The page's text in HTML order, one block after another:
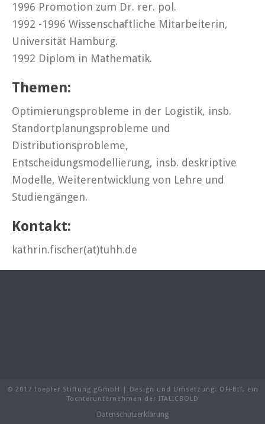
1996 Promotion zum Dr. rer. pol.
1992 -1996 Wissenschaftliche Mitarbeiterin,
Universität Hamburg.
1992 Diplom in Mathematik.
Themen:
Optimierungsprobleme in der Logistik, insb.
Standortplanungsprobleme und
Distributionsprobleme,
Entscheidungsmodellierung, insb. deskriptive
Modelle, Weiterentwicklung von Lehre und
Studiengängen.
Kontakt:
kathrin.fischer(at)tuhh.de
© 2017 Toepfer Stiftung gGmbH | Design und Umsetzung: OFFBIT, ein
Tochterunternehmen der ITALICBOLD
Datenschutzerklärung